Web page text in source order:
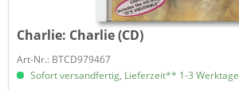
Charlie: Charlie (CD)
Art-Nr.: BTCD979467
Sofort versandfertig, Lieferzeit** 1-3 Werktage